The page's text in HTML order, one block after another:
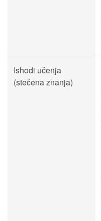
Ishodi učenja
(stečena znanja)